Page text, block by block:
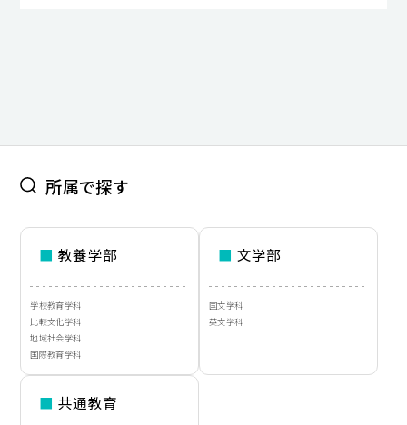
所属で探す
■ 教養学部
学校教育学科
比較文化学科
地域社会学科
国際教育学科
■ 文学部
国文学科
英文学科
■ 共通教育